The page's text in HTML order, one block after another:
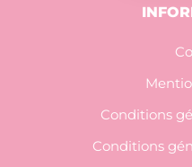
Conditions
Conditions